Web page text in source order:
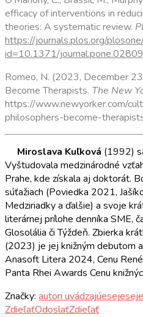
efficacy of interventions in
theories: A systematic review.
https://journals.plos.org/
id=10.1371/
Romeo, N. (2023, December
Become Therapists. The New
https://www.newyorker.com/
philosophers-become-
Miroslava Kuľková (1992)
Vyštudovala medzinárodné
Prahe, kde získala aj doktorát.
súťažiach (Poviedka 2021,
Medziriadky a ďalšie) a svoje
literárnej prílohe denníka SME,
Glosolália či Týždeň. Zbierka
(2023) je jej knižným debutom
Anasoft Litera 2024, Cenu
Panta Rhei Awards Cenu
Značky: autori uvádzajúesejeseje
ZdieľaťOdoslaťZdieľať